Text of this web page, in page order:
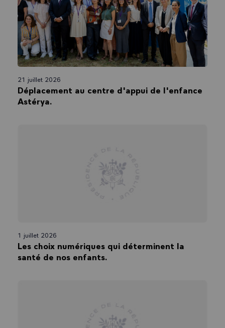
21 juillet 2026
Déplacement au centre d'appui de l'enfance
Astérya.
1 juillet 2026
Les choix numériques qui déterminent la
santé de nos enfants.